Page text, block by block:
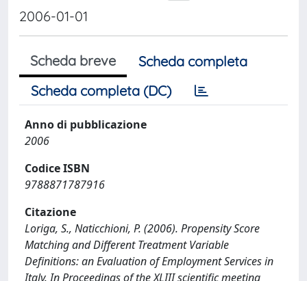
2006-01-01
Scheda breve
Scheda completa
Scheda completa (DC)
Anno di pubblicazione
2006
Codice ISBN
9788871787916
Citazione
Loriga, S., Naticchioni, P. (2006). Propensity Score
Matching and Different Treatment Variable
Definitions: an Evaluation of Employment Services in
Italy. In Proceedings of the XLIII scientific meeting